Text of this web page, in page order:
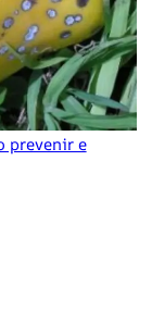
prevenir e